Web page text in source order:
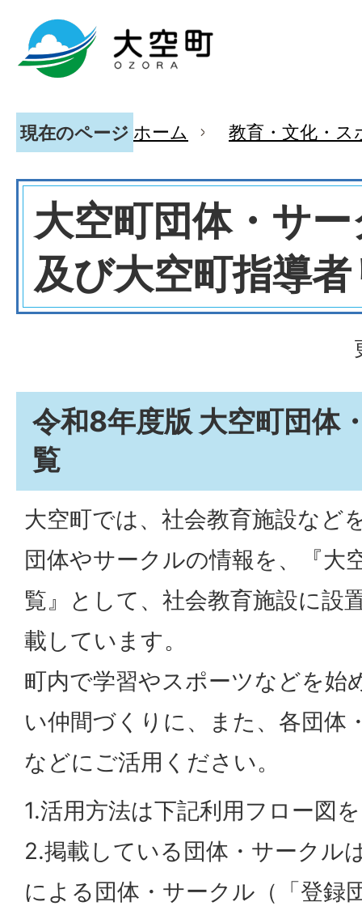
現在のページ ホーム 教育・文化・ス
大空町団体・サ
及び大空町指導
令和8年度版 大空町団体
覧
大空町では、社会教育施設など
団体やサークルの情報を、『大
覧』として、社会教育施設に設
載しています。
町内で学習やスポーツなどを始
い仲間づくりに、また、各団体
などにご活用ください。
1.活用方法は下記利用フロー図
2.掲載している団体・サークル
による団体・サークル（「登録